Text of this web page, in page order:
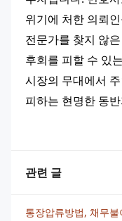
위기에 처한 의뢰
전문가를 찾지 않
후회를 피할 수 있
시장의 무대에서
피하는 현명한 동
관련 글